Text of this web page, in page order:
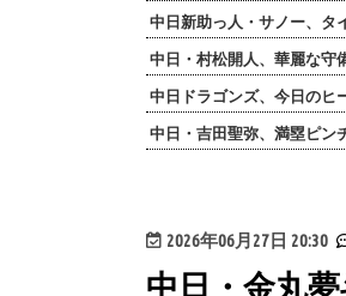
中日新助っ人・サノー、タ
中日・村松開人、華麗な守
中日ドラゴンズ、今日のヒ
中日・吉田聖弥、満塁ピン
2026年06月27日 20:30
中日・金丸